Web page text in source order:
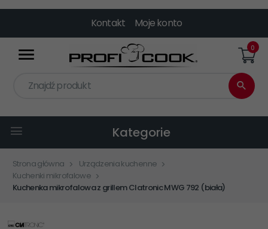
Kontakt Moje konto
Znajdź produkt
0
Kategorie
Strona główna
Urządzenia kuchenne
Kuchenki mikrofalowe
Kuchenka mikrofalowa z grillem Clatronic MWG 792 (biała)